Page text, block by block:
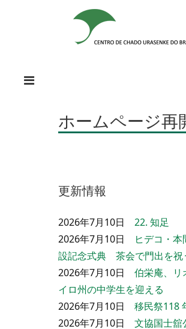
ホームページ再
更新情報
2026年7月10日 22. 知足
2026年7月10日
ヒデコ・
設記念式典 茶会で門出を祝
2026年7月10日 伯栄庵、リ
イロ州の中学生を迎える
2026年7月10日 移民祭118
2026年7月10日 文協国士舘